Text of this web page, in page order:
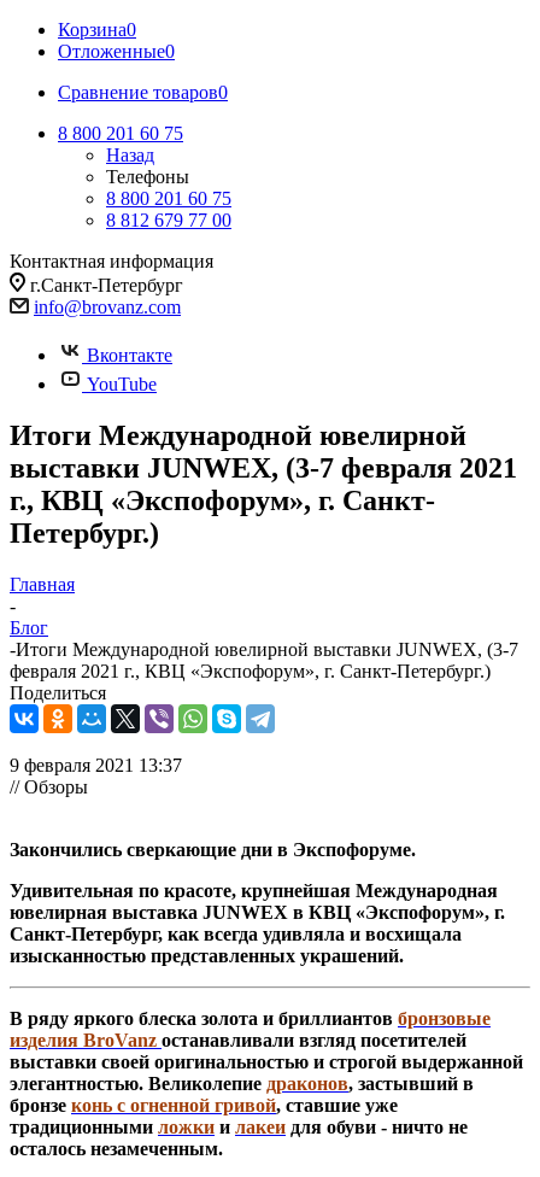
Корзина0
Отложенные0
Сравнение товаров0
8 800 201 60 75
Назад
Телефоны
8 800 201 60 75
8 812 679 77 00
Контактная информация
г.Санкт-Петербург
info@brovanz.com
Вконтакте
YouTube
Итоги Международной ювелирной
выставки JUNWEX, (3-7 февраля 2021
г., КВЦ «Экспофорум», г. Санкт-
Петербург.)
Главная
-
Блог
-Итоги Международной ювелирной выставки JUNWEX, (3-7
февраля 2021 г., КВЦ «Экспофорум», г. Санкт-Петербург.)
Поделиться
9 февраля 2021 13:37
// Обзоры
Закончились сверкающие дни в Экспофоруме.
Удивительная по красоте, крупнейшая Международная
ювелирная выставка JUNWEX в КВЦ «Экспофорум», г.
Санкт-Петербург, как всегда удивляла и восхищала
изысканностью представленных украшений.
В ряду яркого блеска золота и бриллиантов бронзовые
изделия BroVanz останавливали взгляд посетителей
выставки своей оригинальностью и строгой выдержанной
элегантностью. Великолепие драконов, застывший в
бронзе конь с огненной гривой, ставшие уже
традиционными ложки и лакеи для обуви - ничто не
осталось незамеченным.